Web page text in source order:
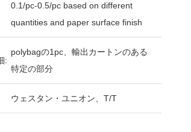
0.1/pc-0.5/pc based on different
quantities and paper surface finish
:
polybagの1pc、輸出カートンのある
特定の部分
ウェスタン・ユニオン、T/T